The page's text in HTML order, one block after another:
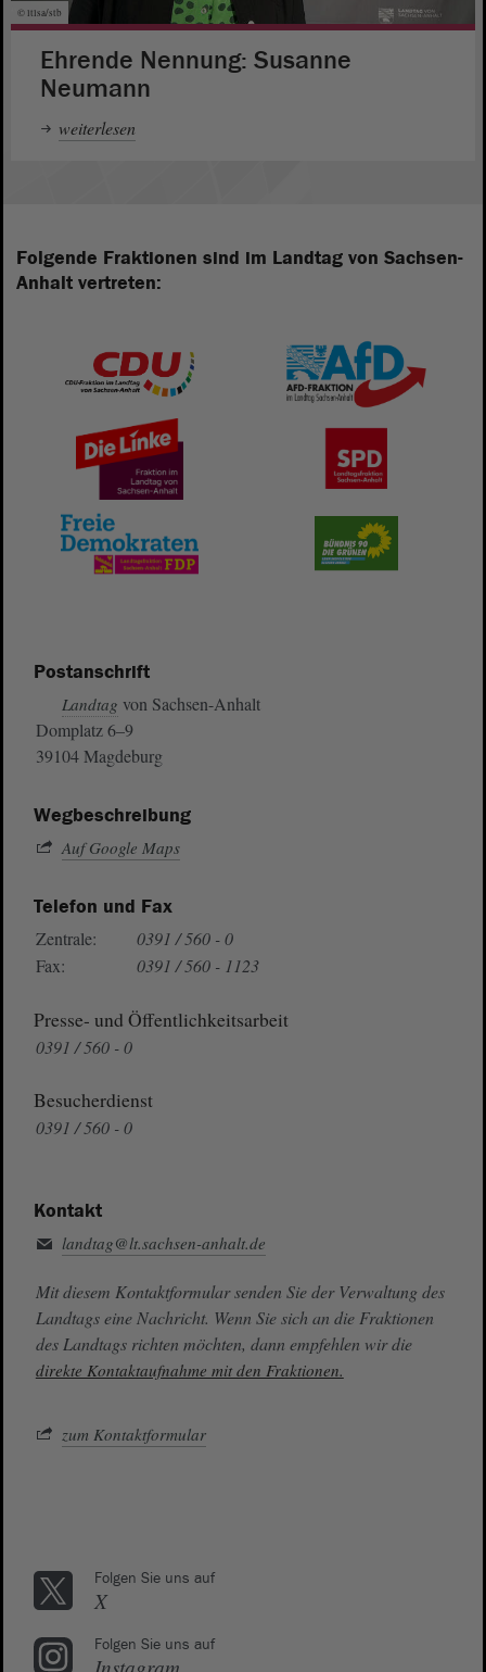
© ltlsa/stb
Ehrende Nennung: Susanne
Neumann
weiterlesen
Folgende Fraktionen sind im Landtag von Sachsen-
Anhalt vertreten:
Postanschrift
Landtag von Sachsen-Anhalt
Domplatz 6–9
39104 Magdeburg
Wegbeschreibung
Auf Google Maps
Telefon und Fax
Zentrale:
0391 / 560 - 0
Fax:
0391 / 560 - 1123
Presse- und Öffentlichkeitsarbeit
0391 / 560 - 0
Besucherdienst
0391 / 560 - 0
Kontakt
landtag@lt.sachsen-anhalt.de
Mit diesem Kontaktformular senden Sie der Verwaltung des
Landtags eine Nachricht. Wenn Sie sich an die Fraktionen
des Landtags richten möchten, dann empfehlen wir die
direkte Kontaktaufnahme mit den Fraktionen.
zum Kontaktformular
Folgen Sie uns auf
X
Folgen Sie uns auf